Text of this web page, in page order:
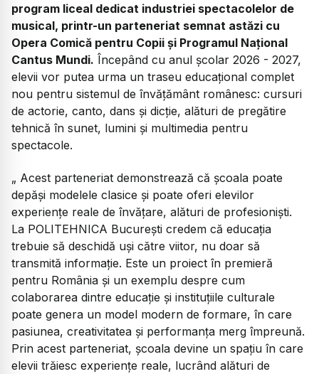
program liceal dedicat industriei spectacolelor de
musical, printr-un parteneriat semnat astăzi cu
Opera Comică pentru Copii și Programul Național
Cantus Mundi. Începând cu anul școlar 2026 - 2027,
elevii vor putea urma un traseu educațional complet
nou pentru sistemul de învățământ românesc: cursuri
de actorie, canto, dans și dicție, alături de pregătire
tehnică în sunet, lumini și multimedia pentru
spectacole.
„ Acest parteneriat demonstrează că școala poate
depăși modelele clasice și poate oferi elevilor
experiențe reale de învățare, alături de profesioniști.
La POLITEHNICA București credem că educația
trebuie să deschidă uși către viitor, nu doar să
transmită informație. Este un proiect în premieră
pentru România și un exemplu despre cum
colaborarea dintre educație și instituțiile culturale
poate genera un model modern de formare, în care
pasiunea, creativitatea și performanța merg împreună.
Prin acest parteneriat, școala devine un spațiu în care
elevii trăiesc experiențe reale, lucrând alături de